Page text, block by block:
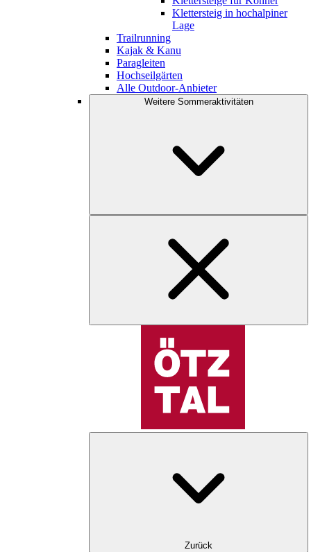
Klettersteig in hochalpiner
Lage
Trailrunning
Kajak & Kanu
Paragleiten
Hochseilgärten
Alle Outdoor-Anbieter
Weitere Sommeraktivitäten
Zurück